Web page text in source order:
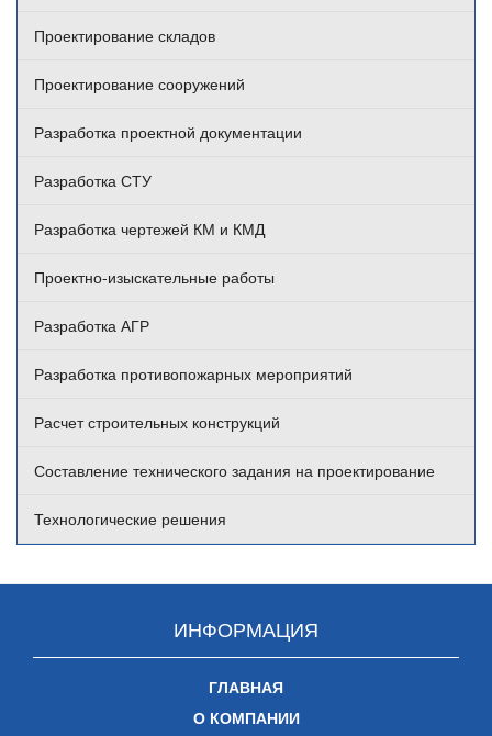
Проектирование складов
Проектирование сооружений
Разработка проектной документации
Разработка СТУ
Разработка чертежей КМ и КМД
Проектно-изыскательные работы
Разработка АГР
Разработка противопожарных мероприятий
Расчет строительных конструкций
Составление технического задания на проектирование
Технологические решения
ИНФОРМАЦИЯ
ГЛАВНАЯ
О КОМПАНИИ